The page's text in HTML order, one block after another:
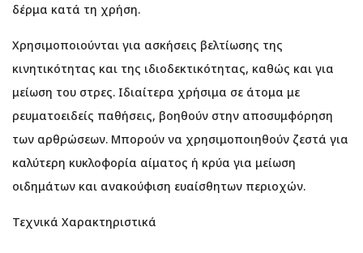
δέρμα κατά τη χρήση.
Χρησιμοποιούνται για ασκήσεις βελτίωσης της
κινητικότητας και της ιδιοδεκτικότητας, καθώς και για
μείωση του στρες. Ιδιαίτερα χρήσιμα σε άτομα με
ρευματοειδείς παθήσεις, βοηθούν στην αποσυμφόρηση
των αρθρώσεων. Μπορούν να χρησιμοποιηθούν ζεστά για
καλύτερη κυκλοφορία αίματος ή κρύα για μείωση
οιδημάτων και ανακούφιση ευαίσθητων περιοχών.
Τεχνικά Χαρακτηριστικά